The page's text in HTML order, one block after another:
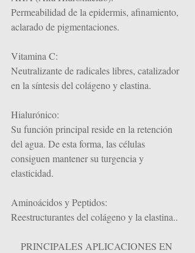
Permeabilidad de la epidermis, afinamiento,
aclarado de pigmentaciones.
Vitamina C:
Neutralizante de radicales libres, catalizador
en la síntesis del colágeno y elastina.
Hialurónico:
Su función principal reside en la retención
del agua. De esta forma, las células
consiguen mantener su turgencia y
elasticidad.
Aminoácidos y Peptidos:
Reestructurantes del colágeno y la elastina..
PRINCIPALES APLICACIONES EN